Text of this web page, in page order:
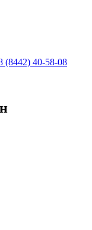
(8442) 40-58-08